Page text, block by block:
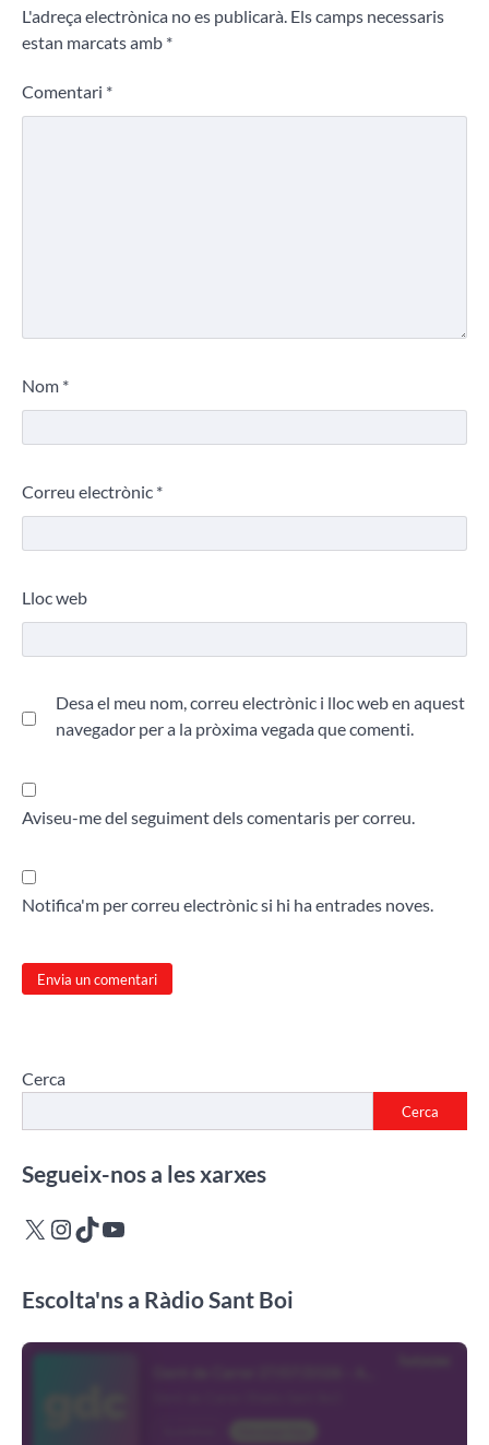
L'adreça electrònica no es publicarà. Els camps necessaris
estan marcats amb *
Comentari *
Nom *
Correu electrònic *
Lloc web
Desa el meu nom, correu electrònic i lloc web en aquest
navegador per a la pròxima vegada que comenti.
Aviseu-me del seguiment dels comentaris per correu.
Notifica'm per correu electrònic si hi ha entrades noves.
Cerca
Cerca
Segueix-nos a les xarxes
X Instagram
TikTokYouTube
Escolta'ns a Ràdio Sant Boi